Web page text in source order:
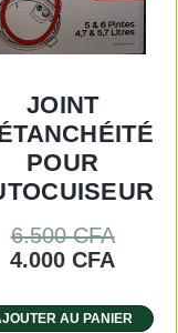
JOINT
POUR
6.500CFA
4.000CFA
AU PANIER